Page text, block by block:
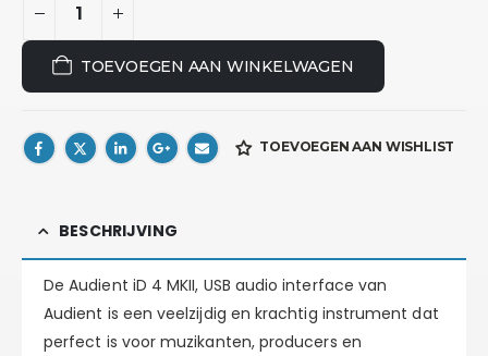
TOEVOEGEN AAN WINKELWAGEN
TOEVOEGEN AAN WISHLIST
BESCHRIJVING
De Audient iD 4 MKII, USB audio interface van
Audient is een veelzijdig en krachtig instrument dat
perfect is voor muzikanten, producers en